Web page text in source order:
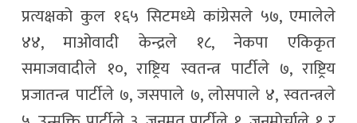
प्रत्यक्षको कुल १६५ सिटमध्ये कांग्रेसले ५७, एमालेले
४४, माओवादी केन्द्रले १८, नेकपा एकिकृत
समाजवादीले १०, राष्ट्रिय स्वतन्त्र पार्टीले ७, राष्ट्रिय
प्रजातन्त्र पार्टीले ७, जसपाले ७, लोसपाले ४, स्वतन्त्रले